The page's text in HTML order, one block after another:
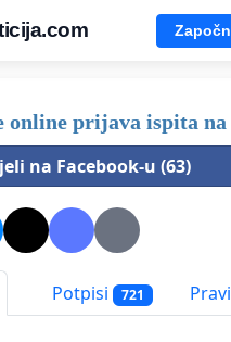
online prijava ispita
na Facebook-u (63)
Potpisi 721